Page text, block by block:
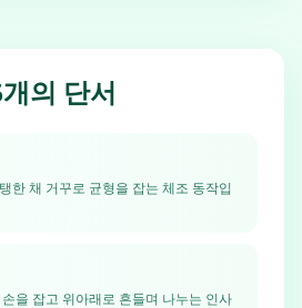
의 단서
한 채 거꾸로 균형을 잡는 체조 동작입
을 잡고 위아래로 흔들며 나누는 인사